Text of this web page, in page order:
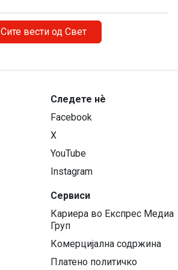
Сите вести од Свет
Следете нѐ
Facebook
X
YouTube
Instagram
Сервиси
Кариера во Експрес Медиа
Груп
Комерцијална содржина
Платено политичко